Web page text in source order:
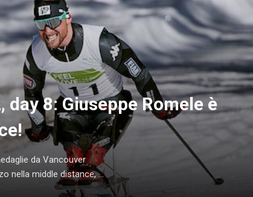
8: Giuseppe Romele è
da Vancouver
nella middle distance, ...